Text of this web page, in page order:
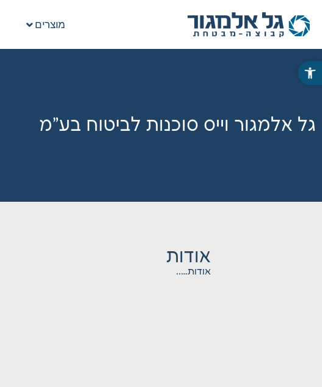
פתח סרגל נגישות
מוצרים
גל אלמגור וייס סוכנות לביטוח בע”מ
אודות
אודות…..